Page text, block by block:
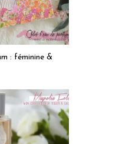
: féminine &